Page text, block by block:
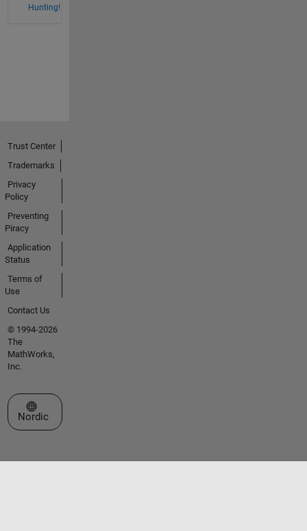
Hunting!
Trust Center
Trademarks
Privacy
Policy
Preventing
Piracy
Application
Status
Terms of
Use
Contact Us
© 1994-2026
The
MathWorks,
Inc.
Select a Web Site
Nordic